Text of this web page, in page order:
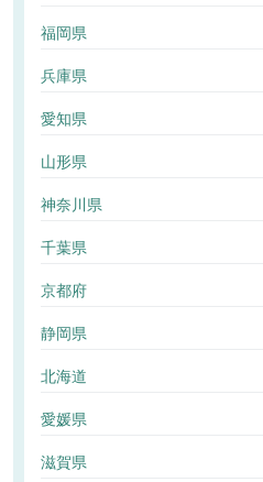
福岡県
兵庫県
愛知県
山形県
神奈川県
千葉県
京都府
静岡県
北海道
愛媛県
滋賀県